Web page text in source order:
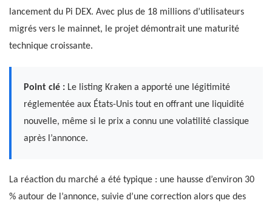
lancement du Pi DEX. Avec plus de 18 millions d’utilisateurs
migrés vers le mainnet, le projet démontrait une maturité
technique croissante.
Point clé : Le listing Kraken a apporté une légitimité
réglementée aux États-Unis tout en offrant une liquidité
nouvelle, même si le prix a connu une volatilité classique
après l’annonce.
La réaction du marché a été typique : une hausse d’environ 30
% autour de l’annonce, suivie d’une correction alors que des